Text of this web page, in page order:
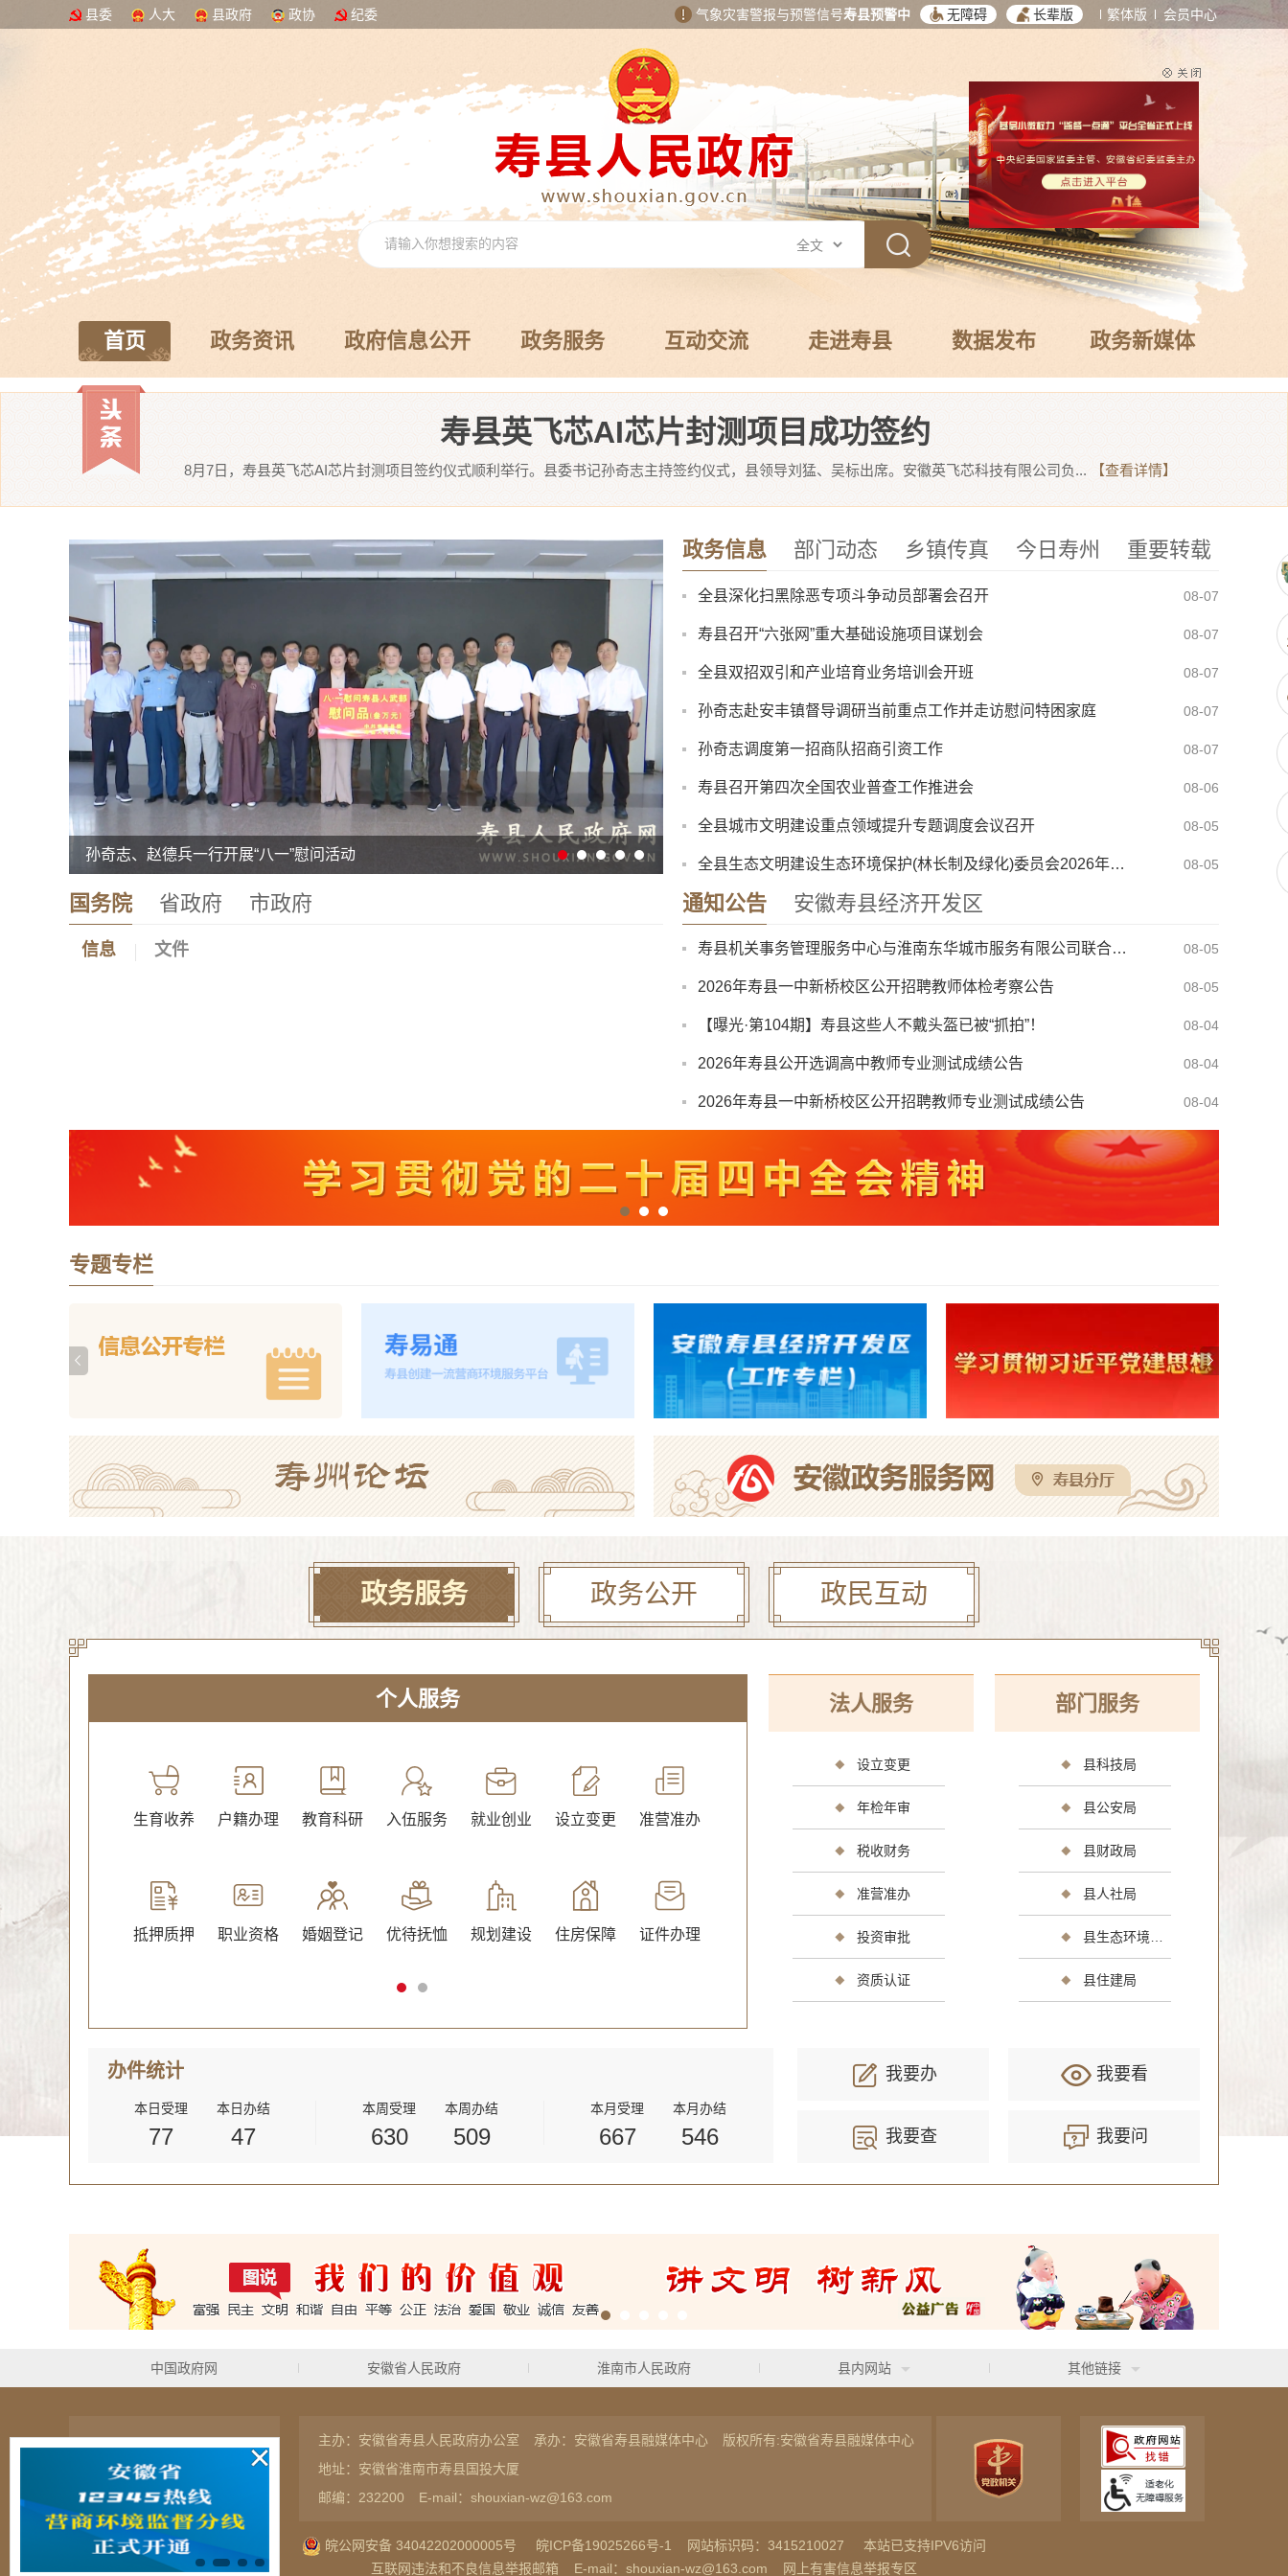
县委 人大 县政府 政协 纪委 气象灾害警报与预警信号寿县预警中 无障碍 长辈版 繁体版 会员中心
首页 政务资讯 政府信息公开 政务服务 互动交流 走进寿县 数据发布 政务新媒体
寿县英飞芯AI芯片封测项目成功签约
8月7日，寿县英飞芯AI芯片封测项目签约仪式顺利举行。县委书记孙奇志主持签约仪式，县领导刘猛、吴标出席。安徽英飞芯科技有限公司负... 【查看详情】
省教育厅调研组赴寿县开展县域基础教育高质量发展集中调研
政务信息 部门动态 乡镇传真 今日寿州 重要转载
全县深化扫黑除恶专项斗争动员部署会召开 08-07
寿县召开“六张网”重大基础设施项目谋划会 08-07
全县双招双引和产业培育业务培训会开班 08-07
孙奇志赴安丰镇督导调研当前重点工作并走访慰问特困家庭 08-07
孙奇志调度第一招商队招商引资工作 08-07
寿县召开第四次全国农业普查工作推进会 08-06
全县城市文明建设重点领域提升专题调度会议召开 08-05
全县生态文明建设生态环境保护(林长制及绿化)委员会2026年第二次会议召开 08-05
国务院 省政府 市政府
信息 文件
通知公告 安徽寿县经济开发区
八月卫生防病提示：酷暑炎夏，筑牢健康防线 07-31
寿县中医院康复楼外加电梯处置（二次）谈判公告 08-07
2026年寿县一中新桥校区公开招聘教师体检考察公告 08-05
【曝光·第104期】寿县这些人不戴头盔已被“抓拍”！ 08-04
2026年寿县公开选调高中教师专业测试成绩公告 08-04
2026年寿县一中新桥校区公开招聘教师专业测试成绩公告 08-04
“寿州古城杯”寿县第三届青歌赛决赛公告 08-03
关于召开寿县珍珠泉、淮南王墓景点门票听证会有关事项公告 08-03
8月份县直部门领导干部接访安排表
2026年寿县一中新桥校区公开招聘教师体检考察公告
【曝光·第104期】寿县这些人不戴头盔已被“抓拍”！ 08-04
2026年寿县公开选调高中教师专业测试成绩公告
专题专栏
政务服务 政务公开 政民互动
个人服务
生育收养 户籍办理 教育科研 入伍服务 就业创业 设立变更 准营准办
抵押质押 职业资格 婚姻登记 优待抚恤 规划建设 住房保障 证件办理
旅游观光 消费维权 司法公证
医疗卫生
法人服务
设立变更
年检年审
税收财务
准营准办
投资审批
资质认证
部门服务
县科技局
县公安局
县财政局
县人社局
县住建局
办件统计
本日受理
77
本日办结
47
本周受理
630
本周办结
509
本月受理
667
本月办结
546
我要办 我要看
我要查 我要问
中国政府网 安徽省人民政府 淮南市人民政府 县内网站 其他链接
联系我们 网站地图
隐私保护
主办：安徽省寿县人民政府办公室 承办：安徽省寿县融媒体中心
版权所有:安徽省寿县融媒体中心
地址：安徽省淮南市寿县国投大厦
邮编：232200
E-mail：shouxian-wz@163.com
皖公网安备 34042202000005号 皖ICP备19025266号-1 网站标识码：3415210027
本站已支持IPV6访问
互联网违法和不良信息举报邮箱
E-mail：shouxian-wz@163.com 网上有害信息举报专区